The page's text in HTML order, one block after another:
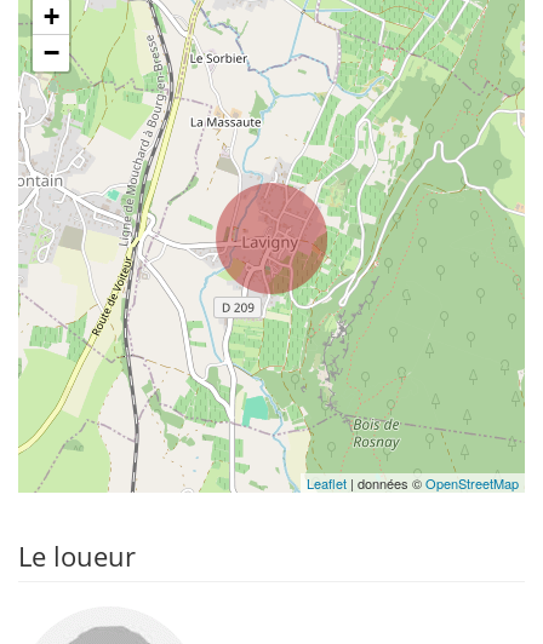
+
−
Leaflet | données ©OpenStreetMap
Le loueur